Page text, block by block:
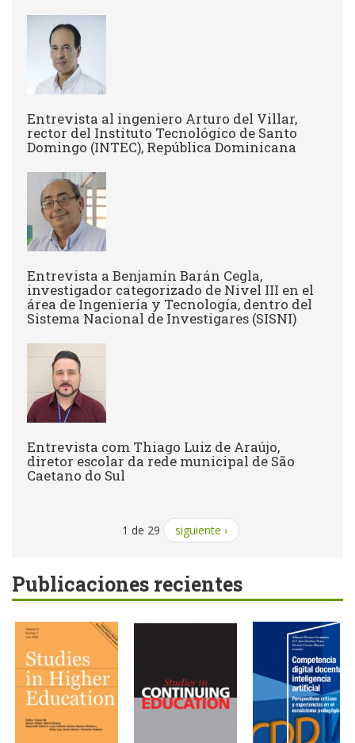
Entrevista al ingeniero Arturo del Villar,
rector del Instituto Tecnológico de Santo
Domingo (INTEC), República Dominicana
Entrevista a Benjamín Barán Cegla,
investigador categorizado de Nivel III en el
área de Ingeniería y Tecnología, dentro del
Sistema Nacional de Investigares (SISNI)
Entrevista com Thiago Luiz de Araújo,
diretor escolar da rede municipal de São
Caetano do Sul
1 de 29 siguiente ›
Publicaciones recientes